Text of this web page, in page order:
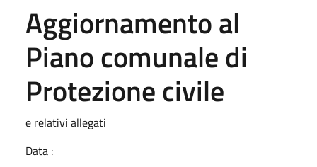
Aggiornamento al
Piano comunale di
Protezione civile
e relativi allegati
Data :